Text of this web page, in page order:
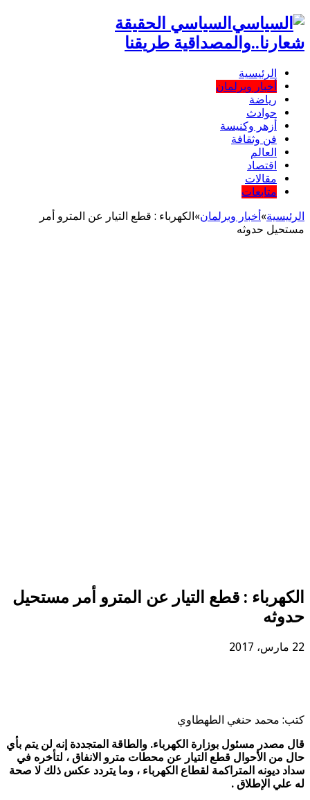
السياسي الحقيقة
شعارنا..والمصداقية طريقنا
الرئيسية
أخبار وبرلمان
رياضة
حوادث
أزهر وكنيسة
فن وثقافة
العالم
اقتصاد
مقالات
متابعات
الرئيسية»أخبار وبرلمان»الكهرباء : قطع التيار عن المترو أمر
مستحيل حدوثه
الكهرباء : قطع التيار عن المترو أمر مستحيل
حدوثه
22 مارس، 2017
كتب: محمد حنغي الطهطاوي
قال مصدر مسئول بوزارة الكهرباء. والطاقة المتجددة إنه لن يتم بأي
حال من الأحوال قطع التيار عن محطات مترو الانفاق ، لتأخره في
سداد ديونه المتراكمة لقطاع الكهرباء ، وما يتردد عكس ذلك لا صحة
له علي الإطلاق .